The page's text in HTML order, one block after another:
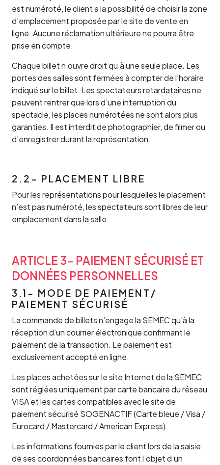
est numéroté, le client a la possibilité de choisir la zone
d’emplacement proposée par le site de vente en
ligne. Aucune réclamation ultérieure ne pourra être
prise en compte.
Chaque billet n’ouvre droit qu’à une seule place. Les
portes des salles sont fermées à compter de l’horaire
indiqué sur le billet. Les spectateurs retardataires ne
peuvent rentrer que lors d’une interruption du
spectacle, les places numérotées ne sont alors plus
garanties. Il est interdit de photographier, de filmer ou
d’enregistrer durant la représentation.
2.2- PLACEMENT LIBRE
Pour les représentations pour lesquelles le placement
n’est pas numéroté, les spectateurs sont libres de leur
emplacement dans la salle.
ARTICLE 3- PAIEMENT SÉCURISÉ ET
DONNÉES PERSONNELLES
3.1- MODE DE PAIEMENT/
PAIEMENT SÉCURISÉ
La commande de billets n’engage la SEMEC qu’à la
réception d’un courrier électronique confirmant le
paiement de la transaction. Le paiement est
exclusivement accepté en ligne.
Les places achetées sur le site Internet de la SEMEC
sont réglées uniquement par carte bancaire du réseau
VISA et les cartes compatibles avec le site de
paiement sécurisé SOGENACTIF (Carte bleue / Visa /
Eurocard / Mastercard / American Express).
Les informations fournies par le client lors de la saisie
de ses coordonnées bancaires font l’objet d’un